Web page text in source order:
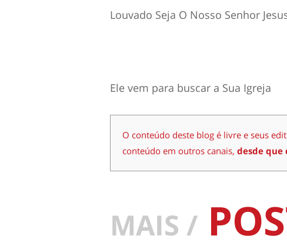
Louvado Seja O Nosso Senhor
Ele vem para buscar a Sua Igreja
O conteúdo deste blog é livre e seus
conteúdo em outros canais, desde que
MAIS /